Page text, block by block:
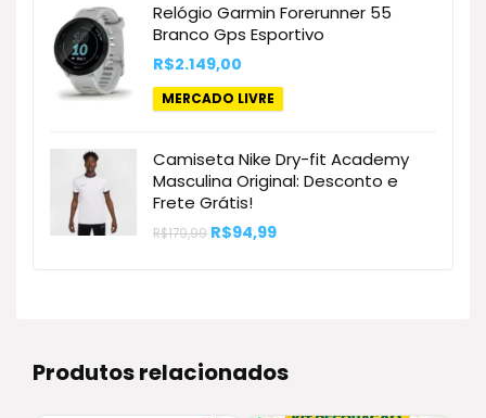
Relógio Garmin Forerunner 55
Branco Gps Esportivo
R$2.149,00
MERCADO LIVRE
Camiseta Nike Dry-fit Academy
Masculina Original: Desconto e
Frete Grátis!
R$179,99 O
R$94,99O
Produtos relacionados